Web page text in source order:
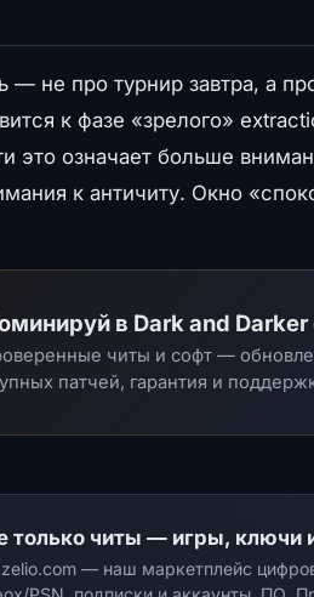
— не про турнир завтра, а
к фазе «зрелого»
это означает больше
к античиту. Окно
в Dark and
читы и софт —
патчей, гарантия и
только читы — игры, ключи
— наш маркетплейс